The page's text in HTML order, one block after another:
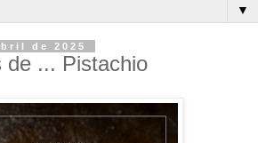
▼
de 2025
de ... Pistachio